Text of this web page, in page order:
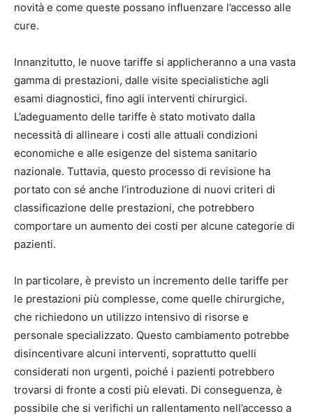
novità e come queste possano influenzare l’accesso alle
cure.
Innanzitutto, le nuove tariffe si applicheranno a una vasta
gamma di prestazioni, dalle visite specialistiche agli
esami diagnostici, fino agli interventi chirurgici.
L’adeguamento delle tariffe è stato motivato dalla
necessità di allineare i costi alle attuali condizioni
economiche e alle esigenze del sistema sanitario
nazionale. Tuttavia, questo processo di revisione ha
portato con sé anche l’introduzione di nuovi criteri di
classificazione delle prestazioni, che potrebbero
comportare un aumento dei costi per alcune categorie di
pazienti.
In particolare, è previsto un incremento delle tariffe per
le prestazioni più complesse, come quelle chirurgiche,
che richiedono un utilizzo intensivo di risorse e
personale specializzato. Questo cambiamento potrebbe
disincentivare alcuni interventi, soprattutto quelli
considerati non urgenti, poiché i pazienti potrebbero
trovarsi di fronte a costi più elevati. Di conseguenza, è
possibile che si verifichi un rallentamento nell’accesso a